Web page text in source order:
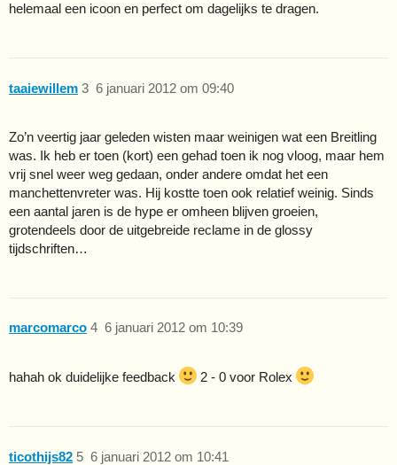
helemaal een icoon en perfect om dagelijks te dragen.
taaiewillem 6 januari 2012 om 09:40
3
Zo’n veertig jaar geleden wisten maar weinigen wat een Breitling
was. Ik heb er toen (kort) een gehad toen ik nog vloog, maar hem
vrij snel weer weg gedaan, onder andere omdat het een
manchettenvreter was. Hij kostte toen ook relatief weinig. Sinds
een aantal jaren is de hype er omheen blijven groeien,
grotendeels door de uitgebreide reclame in de glossy
tijdschriften…
marcomarco 6 januari 2012 om 10:39
4
hahah ok duidelijke feedback 2 - 0 voor Rolex
ticothijs82 6 januari 2012 om 10:41
5